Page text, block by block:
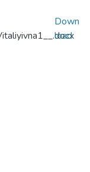
Down
load